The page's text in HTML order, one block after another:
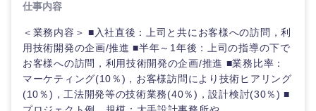
仕事内容
＜業務内容＞ ■入社直後：上司と共にお客様への訪問，利
用技術開発の企画/推進 ■半年～1年後：上司の指導の下で
お客様への訪問，利用技術開発の企画/推進 ■業務比率：
マーケティング(10％)，お客様訪問により技術ヒアリング
(10％)，工法開発等の技術業務(40％)，設計検討(30％) ■